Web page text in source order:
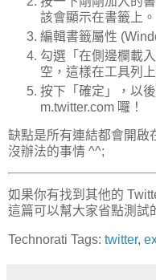
該會顯示在書籤上。
編輯書籤屬性
勾選「在側邊欄載
空，這樣在工具列
按下「確定」，以
m.twitter.com 囉！
缺點是所有連結都會開啟
沒辦法的事情 ^^;
如果你有找到其他的
這篇可以幫大家省點測試
Technorati Tags: twitter,